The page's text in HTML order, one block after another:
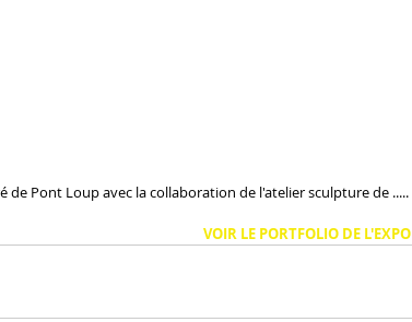
de Pont Loup avec la collaboration de l'atelier sculpture de .....
VOIR LE PORTFOLIO DE L'EXPO